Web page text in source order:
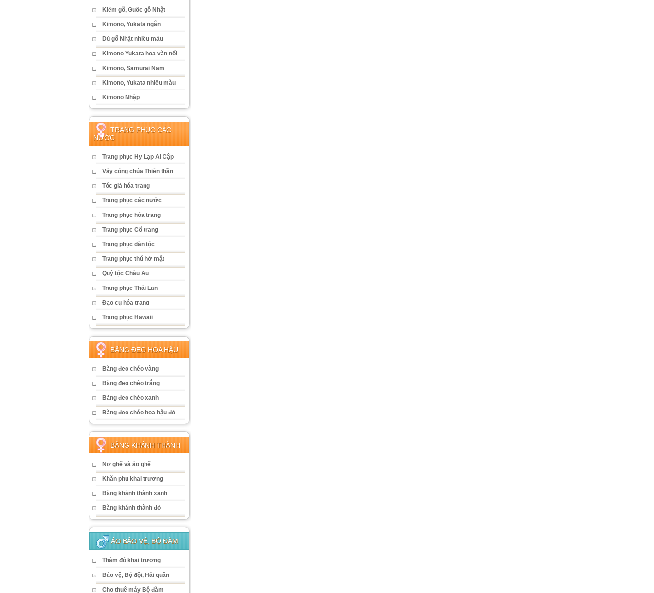
Kiếm gỗ, Guốc gỗ Nhật
Kimono, Yukata ngắn
Dù gỗ Nhật nhiều màu
Kimono Yukata hoa văn nổi
Kimono, Samurai Nam
Kimono, Yukata nhiều màu
Kimono Nhập
TRANG PHỤC CÁC
NƯỚC
Trang phục Hy Lạp Ai Cập
Váy công chúa Thiên thần
Tóc giả hóa trang
Trang phục các nước
Trang phục hóa trang
Trang phục Cổ trang
Trang phục dân tộc
Trang phục thú hở mặt
Quý tộc Châu Âu
Trang phục Thái Lan
Đạo cụ hóa trang
Trang phục Hawaii
BĂNG ĐEO HOA HẬU
Băng đeo chéo vàng
Băng đeo chéo trắng
Băng đeo chéo xanh
Băng đeo chéo hoa hậu đỏ
BĂNG KHÁNH THÀNH
Nơ ghế và áo ghế
Khăn phủ khai trương
Băng khánh thành xanh
Băng khánh thành đỏ
ÁO BẢO VỆ, BỘ ĐÀM
Thảm đỏ khai trương
Bảo vệ, Bộ đội, Hải quân
Cho thuê máy Bộ đàm